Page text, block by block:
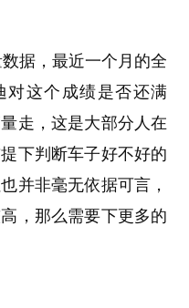
据，最近一个月的全
对这个成绩是否还满
走，这是大部分人在
下判断车子好不好的
并非毫无依据可言，
，那么需要下更多的